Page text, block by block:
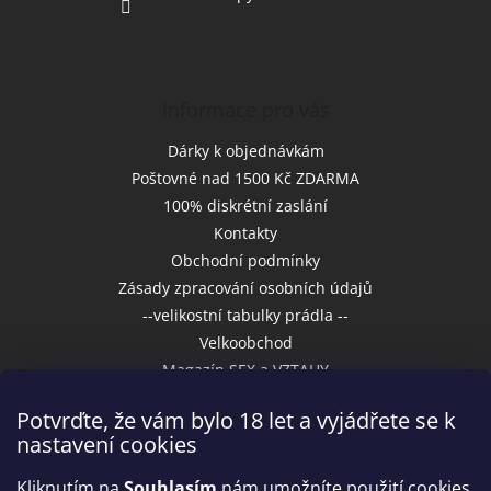
Potvrďte, že vám bylo 18 let a vyjádřete se k
nastavení cookies
Dárky k objednávkám
Poštovné nad 1500 Kč ZDARMA
100% diskrétní zaslání
Kontakty
Obchodní podmínky
Zásady zpracování osobních údajů
--velikostní tabulky prádla --
Velkoobchod
Magazín SEX a VZTAHY